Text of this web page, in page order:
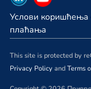
29. септембар
Привредни
Привредни
15. септембар
Услови коришћења
плаћања
This site is protected by
Privacy Policy and Terms